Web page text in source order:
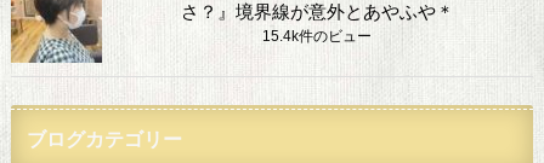
さ？』境界線が意外とあやふや＊
15.4k件のビュー
ブログカテゴリー